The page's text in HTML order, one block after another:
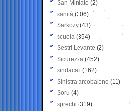
San Miniato (2)
sanità (306)
Sarkozy (43)
scuola (354)
Sestri Levante (2)
Sicurezza (452)
sindacati (162)
Sinistra arcobaleno (11)
Soru (4)
sprechi (319)